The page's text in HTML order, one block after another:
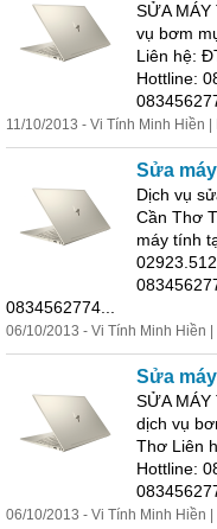
SỬA MÁY
vụ bơm
Liên hệ:
Hottline:
11/10/2013 - Vi Tính Minh Hiền |
Sửa
Dịch vụ
Cần Thơ
máy tính
0834562774...
06/10/2013 - Vi Tính Minh Hiền |
Sửa
SỬA MÁY
dịch vụ
Thơ Liên
Hottline:
06/10/2013 - Vi Tính Minh Hiền |